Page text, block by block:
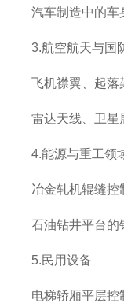
汽车制造中的车身
3.航空航天与国
飞机襟翼、起落
雷达天线、卫星展
4.能源与重工领
冶金轧机辊缝控制
石油钻井平台的
5.民用设备
电梯轿厢平层控制